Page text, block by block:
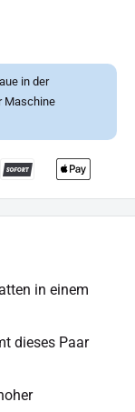
in der
Maschine
in einem
dieses Paar